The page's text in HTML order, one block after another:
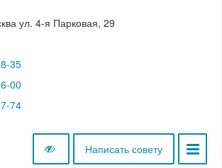
ул. 4-я Парковая, 29
35
00
74
Написать совету